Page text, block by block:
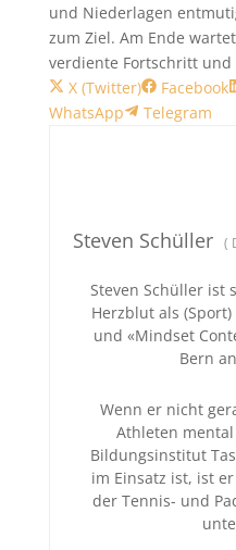
und Niederlagen
zum Ziel. Am Ende
verdiente Fortschritt und
Share
on
X (Twitter)
Share
on
Facebook
WhatsApp
Share
Telegram
Steven Schüller (
Steven Schüller ist
Herzblut als
und «Mindset
Bern
Wenn er nicht
Athleten
Bildungsinstitut
im Einsatz ist, ist
der Tennis- und